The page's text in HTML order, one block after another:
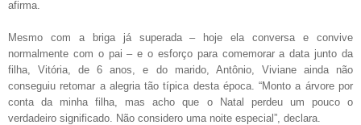
afirma.
Mesmo com a briga já superada – hoje ela conversa e convive
normalmente com o pai – e o esforço para comemorar a data junto da
filha, Vitória, de 6 anos, e do marido, Antônio, Viviane ainda não
conseguiu retomar a alegria tão típica desta época. “Monto a árvore por
conta da minha filha, mas acho que o Natal perdeu um pouco o
verdadeiro significado. Não considero uma noite especial”, declara.